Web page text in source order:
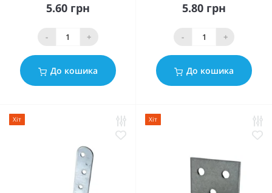
5.60 грн
- +
До кошика
5.80 грн
- +
До кошика
Хіт Хіт